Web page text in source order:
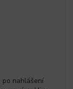
po nahlášení